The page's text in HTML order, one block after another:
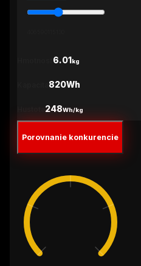
6.01 kg
820Wh
248Wh/kg
Porovnanie konkurencie